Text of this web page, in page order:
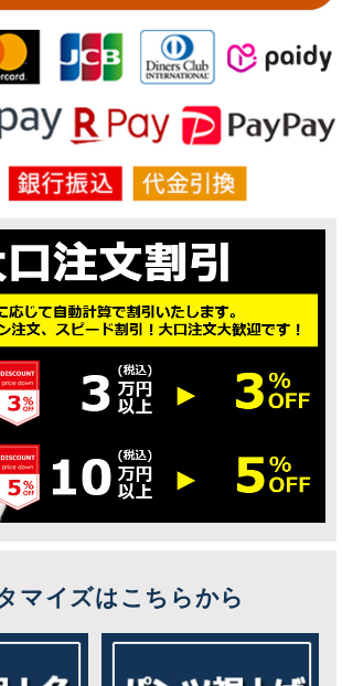
マイズはこちらから